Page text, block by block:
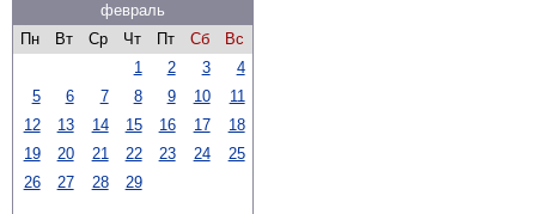
февраль
Пн
Вт Ср Чт Пт Сб
Вс
1
2 3
4
5
6 7 8 9 10
11
12
13 14 15 16 17
18
19
20 21 22 23 24
25
26
27 28 29